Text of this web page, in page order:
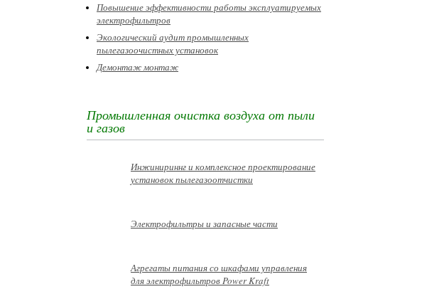
Повышение эффективности работы эксплуатируемых
электрофильтров
Экологический аудит промышленных
пылегазоочистных установок
Демонтаж монтаж
Промышленная очистка воздуха от пыли
и газов
Инжинириннг и комплексное проектирование
установок пылегазоотчистки
Электрофильтры и запасные части
Агрегаты питания со шкафами управления
для электрофильтров Power Kraft